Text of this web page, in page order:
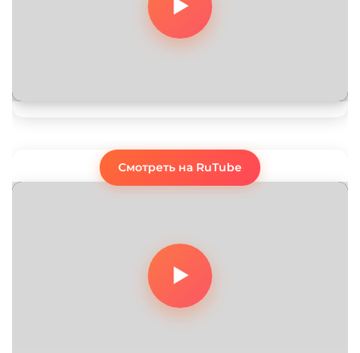
Смотреть на RuTube